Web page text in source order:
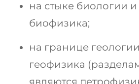
на стыке биологии
биофизика;
на границе
геофизика
являются